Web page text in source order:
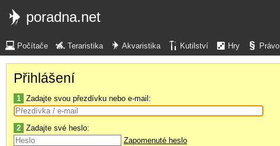
poradna.net
Počítače Teraristika Akvaristika Kutilství Hry Právo
Přihlášení
1 Zadajte svou přezdívku nebo e-mail:
2 Zadajte své heslo:
Zapomenuté heslo